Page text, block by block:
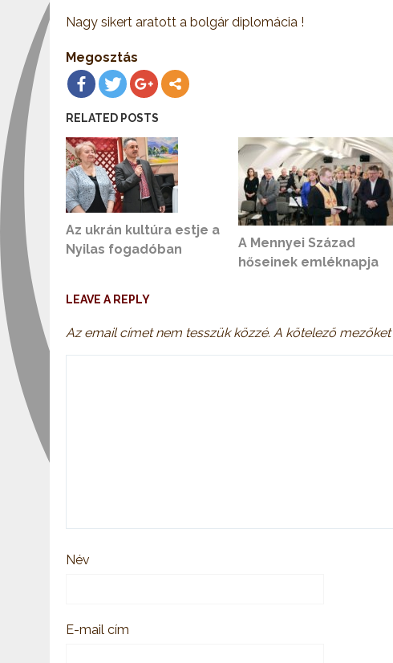
Nagy sikert aratott a bolgár diplomácia !
Megosztás
RELATED POSTS
Az ukrán kultúra estje a
Nyilas fogadóban
A Mennyei Század
hőseinek emléknapja
LEAVE A REPLY
Az email címet nem tesszük közzé.A kötelező mezőket
Név
E-mail cím